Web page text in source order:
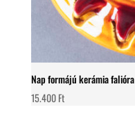
Nap formájú kerámia falióra
15.400Ft